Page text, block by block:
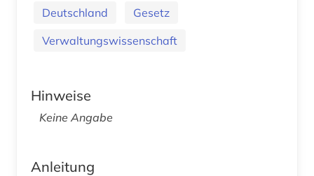
Deutschland
Gesetz
Verwaltungswissenschaft
Hinweise
Keine Angabe
Anleitung